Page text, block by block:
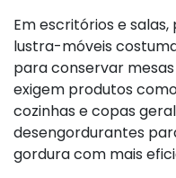
Em escritórios e
lustra-móveis
para conservar
exigem produtos
cozinhas e copas
desengordurantes
gordura com mais